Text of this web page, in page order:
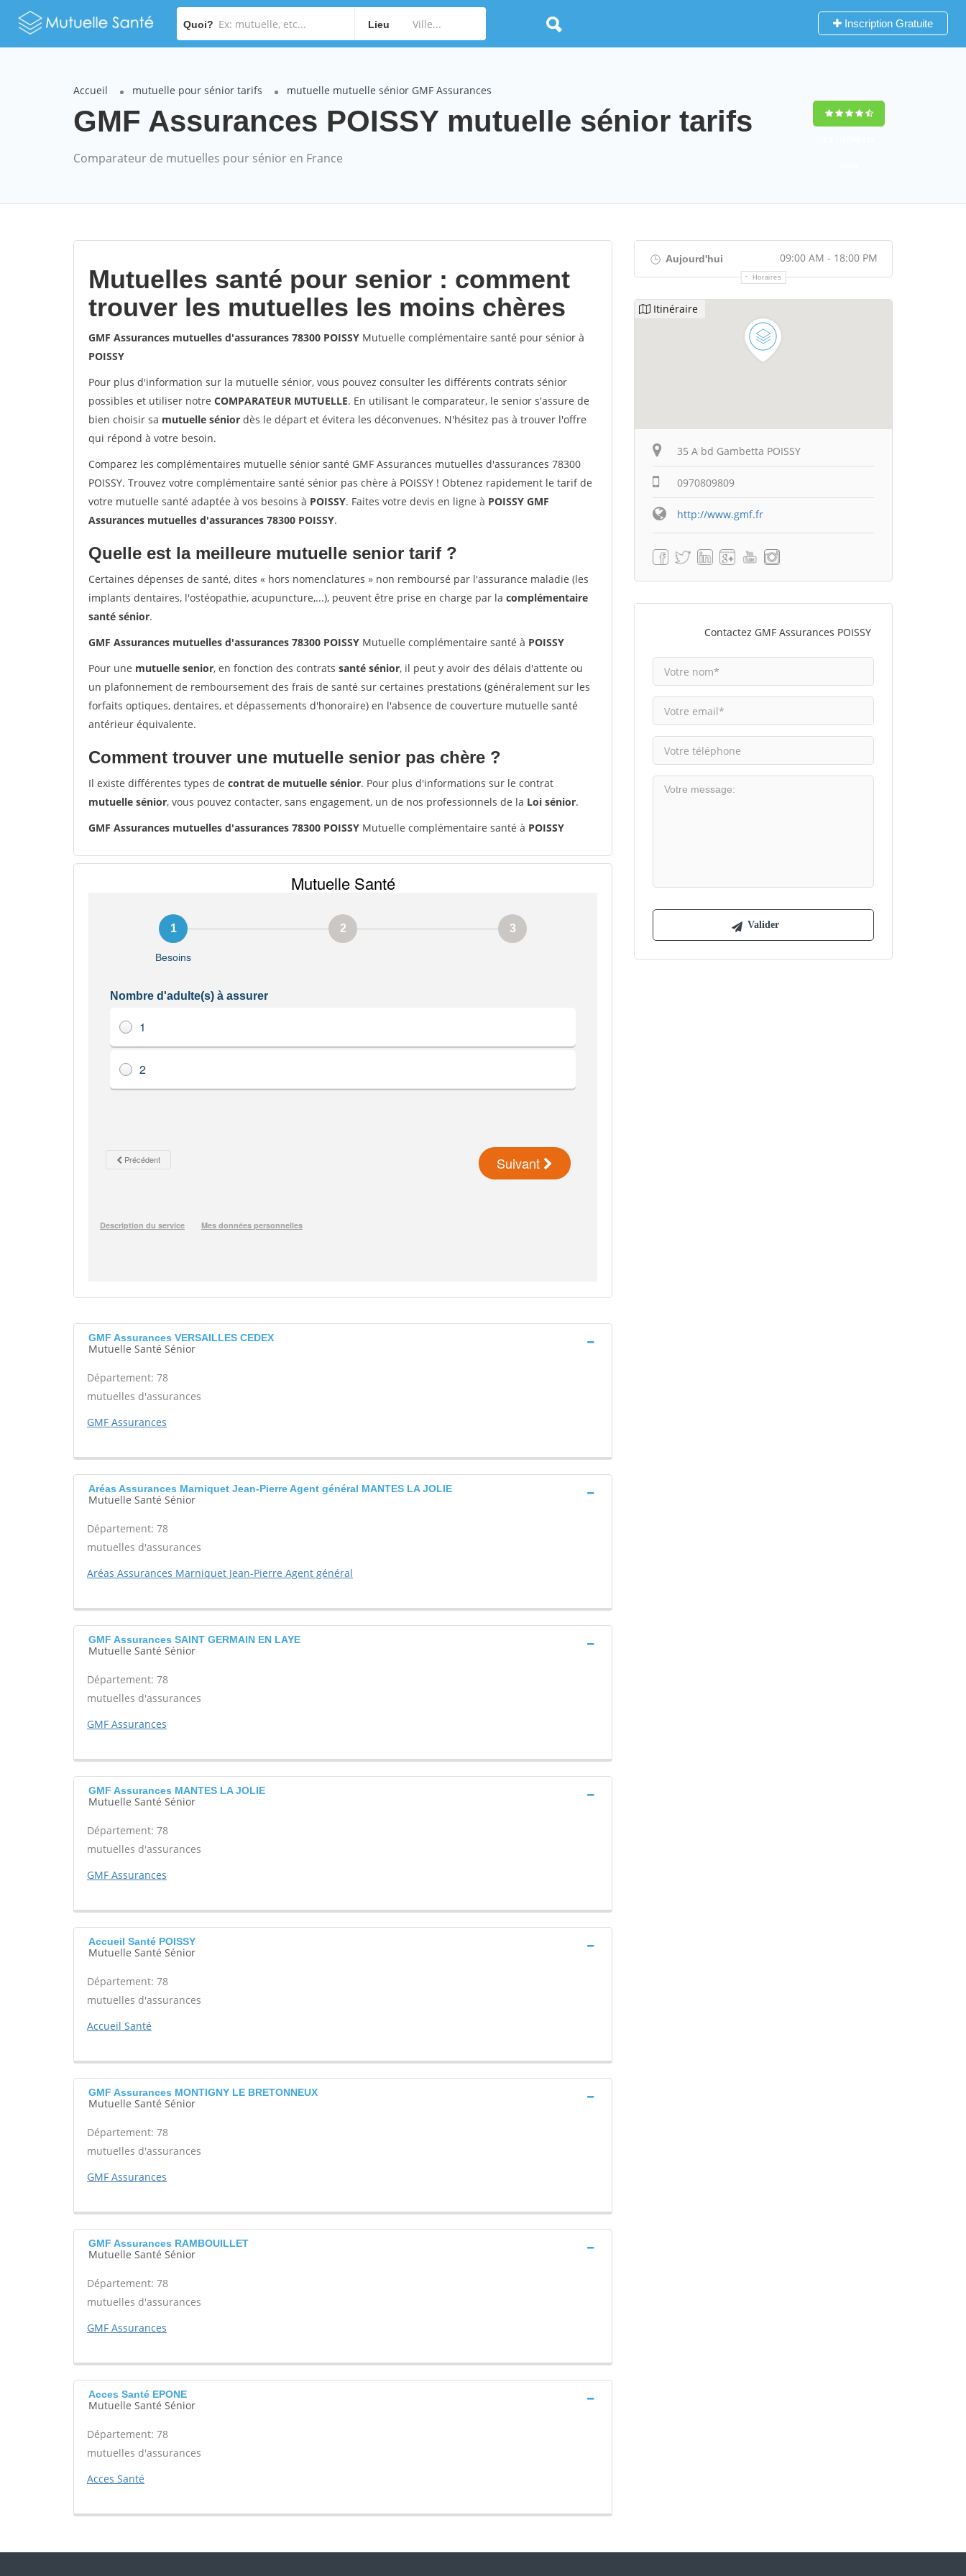
Quoi? Lieu Inscription Gratuite
Accueil mutuelle pour sénior tarifs mutuelle mutuelle sénior GMF Assurances
GMF Assurances POISSY mutuelle sénior tarifs
Comparateur de mutuelles pour sénior en France
Mutuelles santé pour senior : comment
trouver les mutuelles les moins chères
GMF Assurances mutuelles d'assurances 78300 POISSY Mutuelle complémentaire santé pour sénior à
POISSY
Pour plus d'information sur la mutuelle sénior, vous pouvez consulter les différents contrats sénior
possibles et utiliser notre COMPARATEUR MUTUELLE. En utilisant le comparateur, le senior s'assure de
bien choisir sa mutuelle sénior dès le départ et évitera les déconvenues. N'hésitez pas à trouver l'offre
qui répond à votre besoin.
Comparez les complémentaires mutuelle sénior santé GMF Assurances mutuelles d'assurances 78300
POISSY. Trouvez votre complémentaire santé sénior pas chère à POISSY ! Obtenez rapidement le tarif de
votre mutuelle santé adaptée à vos besoins à POISSY. Faites votre devis en ligne à POISSY GMF
Assurances mutuelles d'assurances 78300 POISSY.
Quelle est la meilleure mutuelle senior tarif ?
Certaines dépenses de santé, dites « hors nomenclatures » non remboursé par l'assurance maladie (les
implants dentaires, l'ostéopathie, acupuncture,...), peuvent être prise en charge par la complémentaire
santé sénior.
GMF Assurances mutuelles d'assurances 78300 POISSY Mutuelle complémentaire santé à POISSY
Pour une mutuelle senior, en fonction des contrats santé sénior, il peut y avoir des délais d'attente ou
un plafonnement de remboursement des frais de santé sur certaines prestations (généralement sur les
forfaits optiques, dentaires, et dépassements d'honoraire) en l'absence de couverture mutuelle santé
antérieur équivalente.
Comment trouver une mutuelle senior pas chère ?
Il existe différentes types de contrat de mutuelle sénior. Pour plus d'informations sur le contrat
mutuelle sénior, vous pouvez contacter, sans engagement, un de nos professionnels de la Loi sénior.
GMF Assurances mutuelles d'assurances 78300 POISSY Mutuelle complémentaire santé à POISSY
GMF Assurances VERSAILLES CEDEX
Mutuelle Santé Sénior
Département: 78
mutuelles d'assurances
GMF Assurances
Aréas Assurances Marniquet Jean-Pierre Agent général MANTES LA JOLIE
Mutuelle Santé Sénior
Département: 78
mutuelles d'assurances
Aréas Assurances Marniquet Jean-Pierre Agent général
GMF Assurances SAINT GERMAIN EN LAYE
Mutuelle Santé Sénior
Département: 78
mutuelles d'assurances
GMF Assurances
GMF Assurances MANTES LA JOLIE
Mutuelle Santé Sénior
Département: 78
mutuelles d'assurances
GMF Assurances
Accueil Santé POISSY
Mutuelle Santé Sénior
Département: 78
mutuelles d'assurances
Accueil Santé
GMF Assurances MONTIGNY LE BRETONNEUX
Mutuelle Santé Sénior
Département: 78
mutuelles d'assurances
GMF Assurances
GMF Assurances RAMBOUILLET
Mutuelle Santé Sénior
Département: 78
mutuelles d'assurances
GMF Assurances
Acces Santé EPONE
Mutuelle Santé Sénior
Département: 78
mutuelles d'assurances
Acces Santé
Aujourd'hui 09:00 AM - 18:00 PM
Horaires
Itinéraire
35 A bd Gambetta POISSY
0970809809
http://www.gmf.fr
Contactez GMF Assurances POISSY